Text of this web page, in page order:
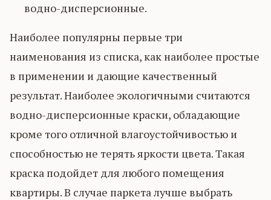
водно-дисперсионные.
Наиболее популярны первые три
наименования из списка, как наиболее простые
в применении и дающие качественный
результат. Наиболее экологичными считаются
водно-дисперсионные краски, обладающие
кроме того отличной влагоустойчивостью и
способностью не терять яркости цвета. Такая
краска подойдет для любого помещения
квартиры. В случае паркета лучше выбрать